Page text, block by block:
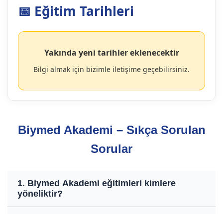
📅 Eğitim Tarihleri
Yakında yeni tarihler eklenecektir
Bilgi almak için bizimle iletişime geçebilirsiniz.
Biymed Akademi – Sıkça Sorulan
Sorular
1. Biymed Akademi eğitimleri kimlere
yöneliktir?